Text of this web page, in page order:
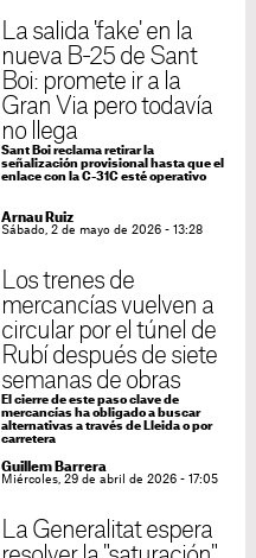
La salida 'fake' en la
nueva B-25 de Sant
Boi: promete ir a la
Gran Via pero todavía
no llega
Sant Boi reclama retirar la
señalización provisional hasta que el
enlace con la C-31C esté operativo
Arnau Ruiz
Sábado, 2 de mayo de 2026 - 13:28
Los trenes de
mercancías vuelven a
circular por el túnel de
Rubí después de siete
semanas de obras
El cierre de este paso clave de
mercancías ha obligado a buscar
alternativas a través de Lleida o por
carretera
Guillem Barrera
Miércoles, 29 de abril de 2026 - 17:05
La Generalitat espera